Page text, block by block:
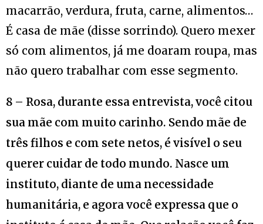
macarrão, verdura, fruta, carne, alimentos…
É casa de mãe (disse sorrindo). Quero mexer
só com alimentos, já me doaram roupa, mas
não quero trabalhar com esse segmento.
8 – Rosa, durante essa entrevista, você citou
sua mãe com muito carinho. Sendo mãe de
três filhos e com sete netos, é visível o seu
querer cuidar de todo mundo. Nasce um
instituto, diante de uma necessidade
humanitária, e agora você expressa que o